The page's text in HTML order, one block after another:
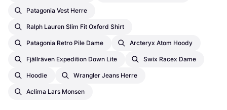
Patagonia Vest Herre
Ralph Lauren Slim Fit Oxford Shirt
Patagonia Retro Pile Dame Arcteryx Atom Hoody
Fjällräven Expedition Down Lite Swix Racex Dame
Hoodie Wrangler Jeans Herre
Aclima Lars Monsen